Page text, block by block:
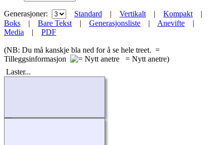
Generasjoner: Standard | Vertikalt | Kompakt |
Boks | Bare Tekst | Generasjonsliste | Anevifte |
Media | PDF
(NB: Du må kanskje bla ned for å se hele treet. =
Tilleggsinformasjon
= Nytt anetre)
Laster...